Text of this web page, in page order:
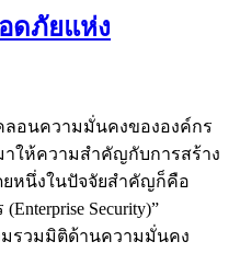
ดภัยแห่ง
อนความมั่นคงขององค์กร
ให้ความสำคัญกับการสร้าง
ยหนึ่งในปัจจัยสำคัญก็คือ
Security)”
วมรวมมิติด้านความมั่นคง